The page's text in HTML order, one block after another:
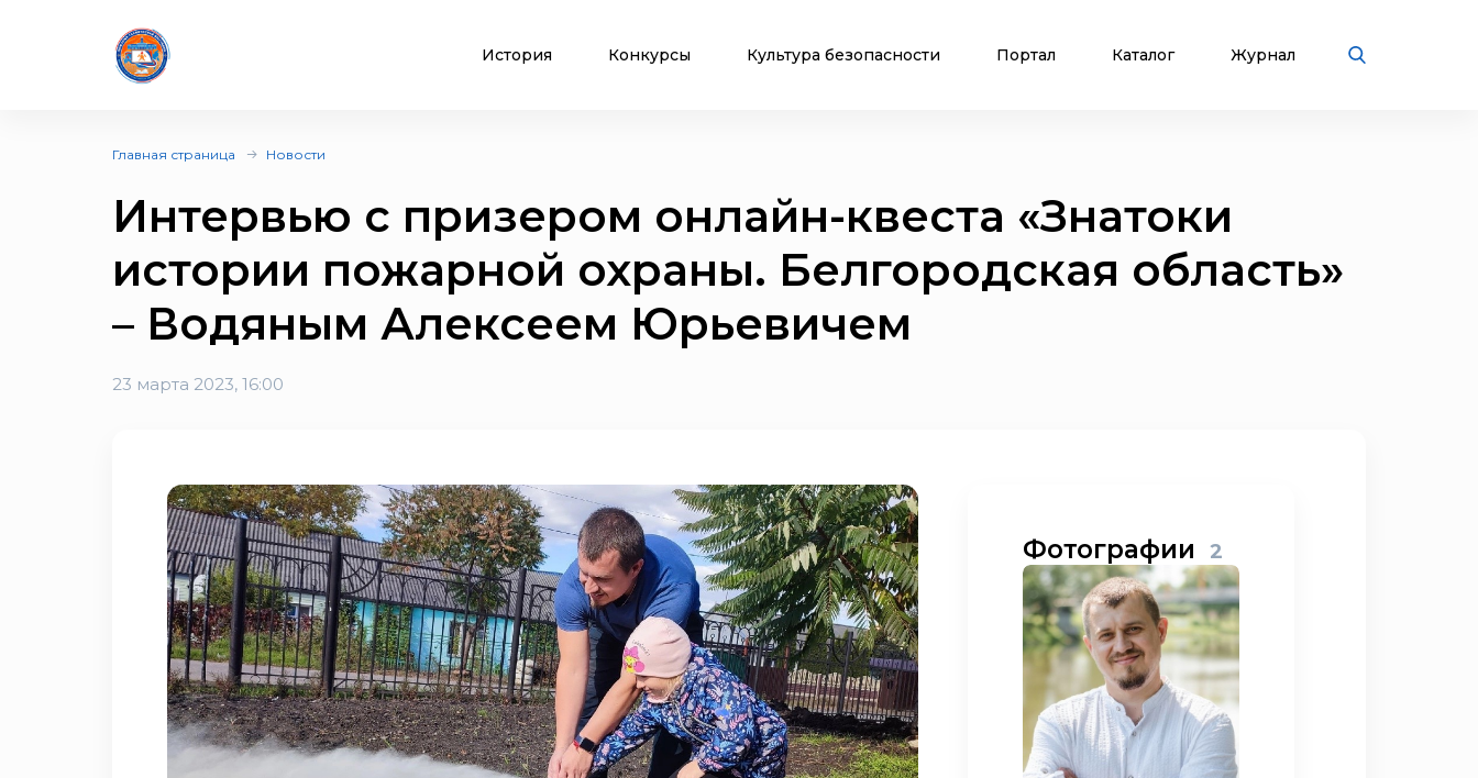
История Конкурсы Культура безопасности Портал Каталог Журнал
Главная страница Новости
Интервью с призером онлайн-квеста «Знатоки
истории пожарной охраны. Белгородская область»
– Водяным Алексеем Юрьевичем
23 марта 2023, 16:00
Фотографии 2